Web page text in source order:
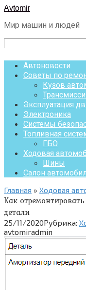
Перейти
контенту
Avtomir
Мир машин и людей
Поиск:
Автоновости
Советы по
Кузов
Эксплуатация
Электроника
Системы
Топливная
ГБО
Ходовая
Шины
Салон
Главная » Ходовая
Как
детали
25/11/2020Рубрика:
avtomiradmin